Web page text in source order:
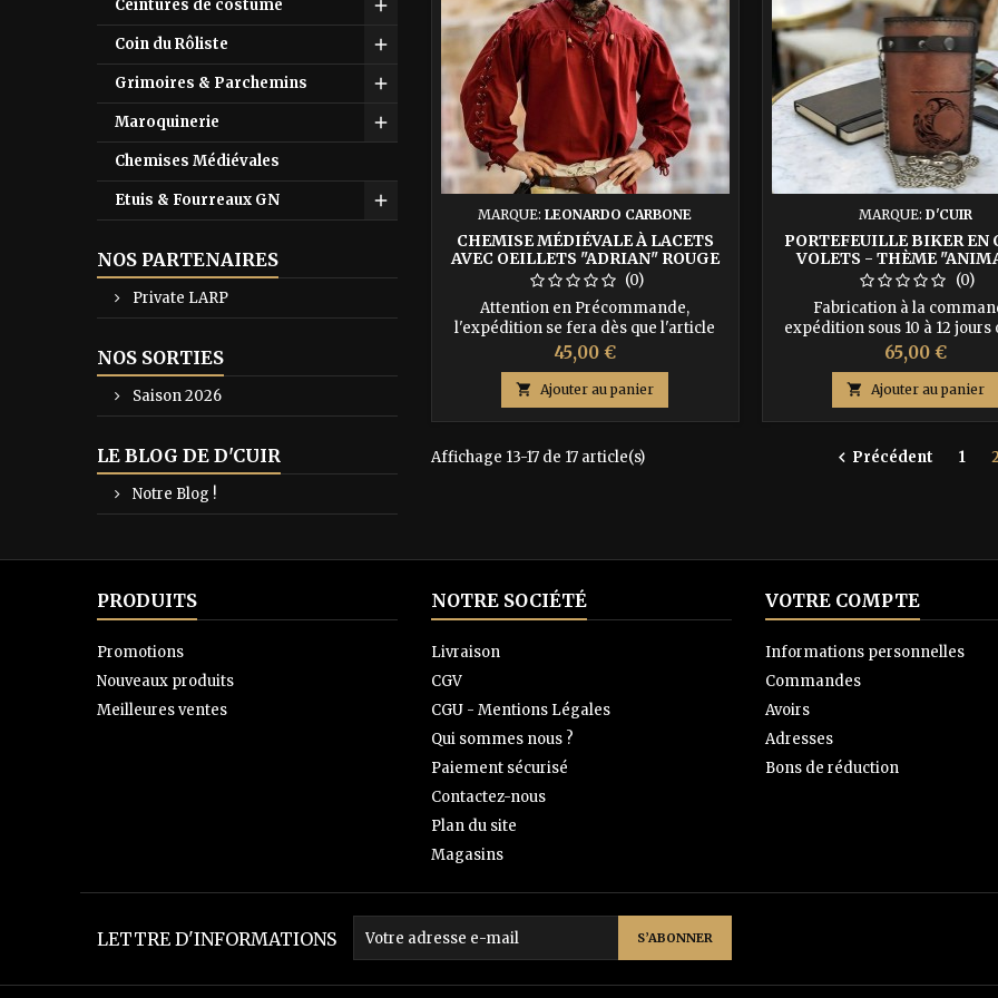
Ceintures de costume
Coin du Rôliste
Grimoires & Parchemins
Maroquinerie
Chemises Médiévales
Etuis & Fourreaux GN
NOS PARTENAIRES
Private LARP
NOS SORTIES
Saison 2026
LE BLOG DE D'CUIR
Notre Blog !
MARQUE:LEONARDO CARBONE
CHEMISE MÉDIÉVALE À LACETS
AVEC OEILLETS "ADRIAN" ROUGE
(0)
Attention en Précommande,
l'expédition se fera dès que l'article
sera en stock Design médiéval avec
lacets et œillets. Tissu doux en coton
pour confort. Manches longues avec
détails entrecroisés. Décolleté orné de
perles en bois. Ajoute une touche
médiévale à ta garde-robe!
Prix
45,00 €
 Ajouter au panier
MARQUE: D'CUIR
PORTEFEUILLE BIKER EN
VOLETS - THÈME
(0)
Fabrication à la
expédition sous 10 à 12 jours
L'allié indispensable de la
robustesse brute et esprit
Taillé pour les passionnés de
de belles matières, ce
biker à 3 volets allie
sécurité, praticité et
affirmée. Conçu de manière
Prix
65,00 €
 Ajouter au panier
Affichage 13-17 de 17 article(s)  Précédent 1
PRODUITS
Promotions
Nouveaux produits
Meilleures ventes
NOTRE SOCIÉTÉ
Livraison
CGV
CGU - Mentions Légales
Qui sommes nous ?
Paiement sécurisé
Contactez-nous
Plan du site
Magasins
VOTRE COMPTE
Informations personnelles
Commandes
Avoirs
Adresses
Bons de réduction
LETTRE D'INFORMATIONS